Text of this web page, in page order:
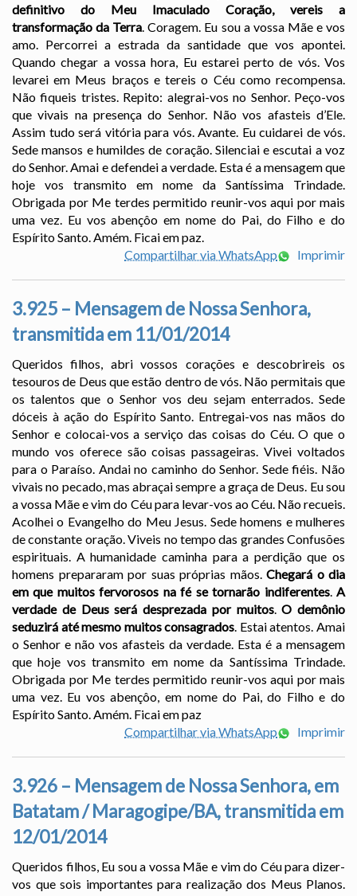
definitivo do Meu Imaculado Coração, vereis a
transformação da Terra. Coragem. Eu sou a vossa Mãe e vos
amo. Percorrei a estrada da santidade que vos apontei.
Quando chegar a vossa hora, Eu estarei perto de vós. Vos
levarei em Meus braços e tereis o Céu como recompensa.
Não fiqueis tristes. Repito: alegrai-vos no Senhor. Peço-vos
que vivais na presença do Senhor. Não vos afasteis d’Ele.
Assim tudo será vitória para vós. Avante. Eu cuidarei de vós.
Sede mansos e humildes de coração. Silenciai e escutai a voz
do Senhor. Amai e defendei a verdade. Esta é a mensagem que
hoje vos transmito em nome da Santíssima Trindade.
Obrigada por Me terdes permitido reunir-vos aqui por mais
uma vez. Eu vos abençôo em nome do Pai, do Filho e do
Espírito Santo. Amém. Ficai em paz.
Compartilhar via WhatsApp
Imprimir
3.925 – Mensagem de Nossa Senhora,
transmitida em 11/01/2014
Queridos filhos, abri vossos corações e descobrireis os
tesouros de Deus que estão dentro de vós. Não permitais que
os talentos que o Senhor vos deu sejam enterrados. Sede
dóceis à ação do Espírito Santo. Entregai-vos nas mãos do
Senhor e colocai-vos a serviço das coisas do Céu. O que o
mundo vos oferece são coisas passageiras. Vivei voltados
para o Paraíso. Andai no caminho do Senhor. Sede fiéis. Não
vivais no pecado, mas abraçai sempre a graça de Deus. Eu sou
a vossa Mãe e vim do Céu para levar-vos ao Céu. Não recueis.
Acolhei o Evangelho do Meu Jesus. Sede homens e mulheres
de constante oração. Viveis no tempo das grandes Confusões
espirituais. A humanidade caminha para a perdição que os
homens prepararam por suas próprias mãos. Chegará o dia
em que muitos fervorosos na fé se tornarão indiferentes.A
verdade de Deus será desprezada por muitos.O demônio
seduzirá até mesmo muitos consagrados. Estai atentos. Amai
o Senhor e não vos afasteis da verdade. Esta é a mensagem
que hoje vos transmito em nome da Santíssima Trindade.
Obrigada por Me terdes permitido reunir-vos aqui por mais
uma vez. Eu vos abençôo, em nome do Pai, do Filho e do
Espírito Santo. Amém. Ficai em paz
Compartilhar via WhatsApp
Imprimir
3.926 – Mensagem de Nossa Senhora, em
Batatam / Maragogipe/BA, transmitida em
12/01/2014
Queridos filhos, Eu sou a vossa Mãe e vim do Céu para dizer-
vos que sois importantes para realização dos Meus Planos.